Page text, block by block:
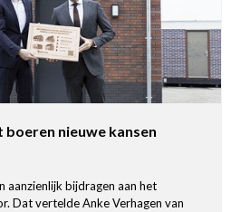
nieuwe kansen
aanzienlijk bijdragen aan het
Dat vertelde Anke Verhagen van